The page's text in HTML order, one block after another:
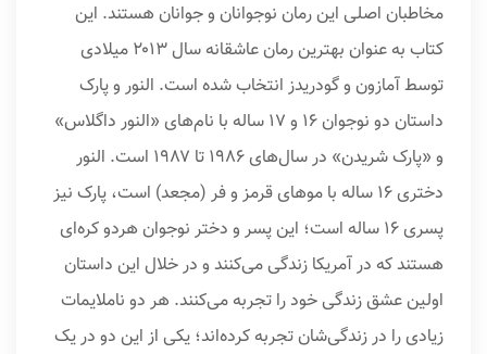
مخاطبان اصلی‌ این رمان نوجوانان و جوانان هستند. این
کتاب به عنوان بهترین رمان عاشقانه سال ۲۰۱۳ میلادی
توسط آمازون و گودریدز انتخاب شده است. النور و پارک
داستان دو نوجوان ۱۶ و ۱۷ ساله با نام‌های «النور داگلاس»
و «پارک شریدن» در سال‌های ۱۹۸۶ تا ۱۹۸۷ است. النور
دختری ۱۶ ساله با موهای قرمز و فر (مجعد) است، پارک نیز
پسری ۱۶ ساله است؛ این پسر و دختر نوجوان هردو کره‌ای
هستند که در آمریکا زندگی می‌کنند و در خلال این داستان
اولین عشق زندگی خود را تجربه می‌کنند. هر دو ناملایمات
زیادی را در زندگی‌شان تجربه کرده‌اند؛ یکی از این دو در یک